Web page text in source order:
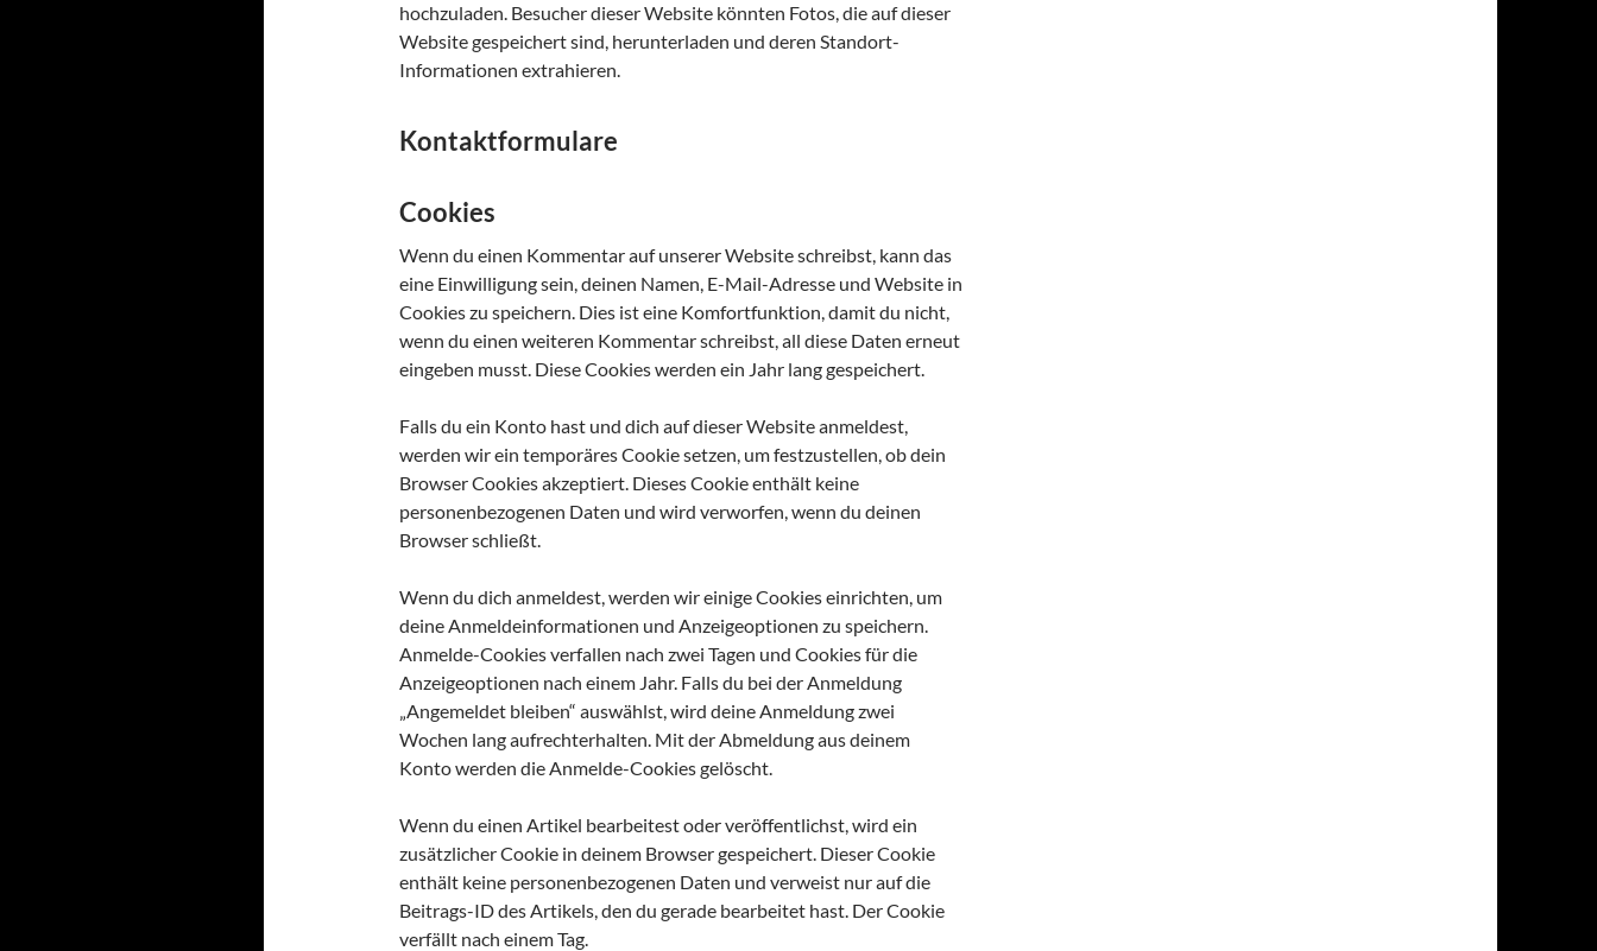
hochzuladen. Besucher dieser Website könnten Fotos, die auf dieser
Website gespeichert sind, herunterladen und deren Standort-
Informationen extrahieren.
Kontaktformulare
Cookies
Wenn du einen Kommentar auf unserer Website schreibst, kann das
eine Einwilligung sein, deinen Namen, E-Mail-Adresse und Website in
Cookies zu speichern. Dies ist eine Komfortfunktion, damit du nicht,
wenn du einen weiteren Kommentar schreibst, all diese Daten erneut
eingeben musst. Diese Cookies werden ein Jahr lang gespeichert.
Falls du ein Konto hast und dich auf dieser Website anmeldest,
werden wir ein temporäres Cookie setzen, um festzustellen, ob dein
Browser Cookies akzeptiert. Dieses Cookie enthält keine
personenbezogenen Daten und wird verworfen, wenn du deinen
Browser schließt.
Wenn du dich anmeldest, werden wir einige Cookies einrichten, um
deine Anmeldeinformationen und Anzeigeoptionen zu speichern.
Anmelde-Cookies verfallen nach zwei Tagen und Cookies für die
Anzeigeoptionen nach einem Jahr. Falls du bei der Anmeldung
„Angemeldet bleiben“ auswählst, wird deine Anmeldung zwei
Wochen lang aufrechterhalten. Mit der Abmeldung aus deinem
Konto werden die Anmelde-Cookies gelöscht.
Wenn du einen Artikel bearbeitest oder veröffentlichst, wird ein
zusätzlicher Cookie in deinem Browser gespeichert. Dieser Cookie
enthält keine personenbezogenen Daten und verweist nur auf die
Beitrags-ID des Artikels, den du gerade bearbeitet hast. Der Cookie
verfällt nach einem Tag.